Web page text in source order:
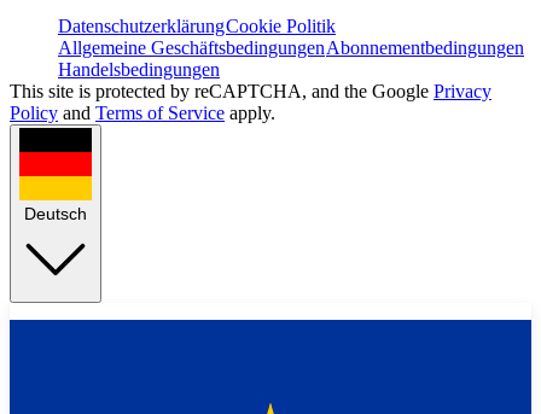
DatenschutzerklärungCookie Politik
Allgemeine GeschäftsbedingungenAbonnementbedingungen
Handelsbedingungen
This site is protected by reCAPTCHA, and the Google Privacy
Policy and Terms of Service apply.
Deutsch